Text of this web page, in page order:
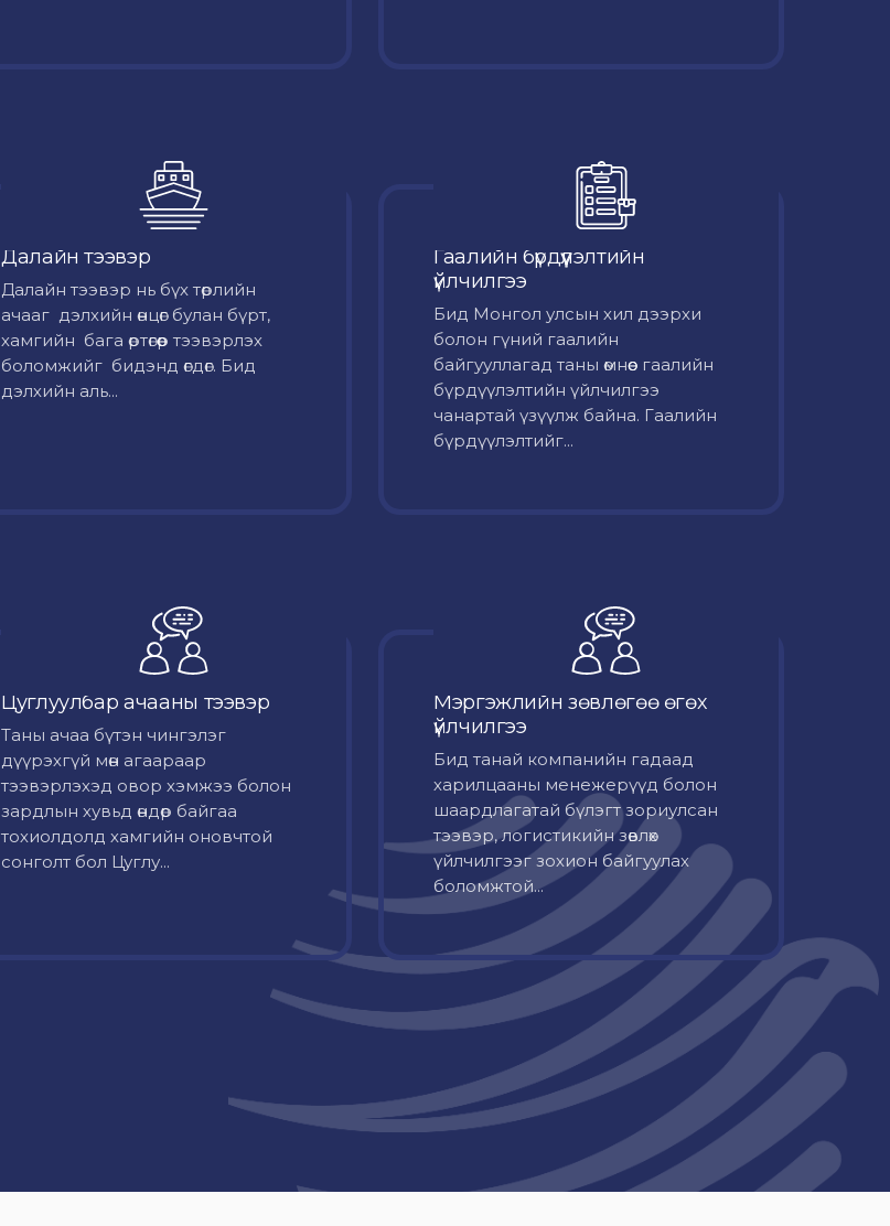
Далайн тээвэр
Далайн тээвэр нь бүх төрлийн
ачааг дэлхийн өнцөг булан бүрт,
хамгийн бага өртөгөөр тээвэрлэх
боломжийг бидэнд өгдөг. Бид
дэлхийн аль...
Гаалийн бүрдүүлэлтийн
үйлчилгээ
Бид Монгол улсын хил дээрхи
болон гүний гаалийн
байгууллагад таны өмнөөс гаалийн
бүрдүүлэлтийн үйлчилгээ
чанартай үзүүлж байна. Гаалийн
бүрдүүлэлтийг...
Цуглуулбар ачааны тээвэр
Таны ачаа бүтэн чингэлэг
дүүрэхгүй мөн агаараар
тээвэрлэхэд овор хэмжээ болон
зардлын хувьд өндөр байгаа
тохиолдолд хамгийн оновчтой
сонголт бол Цуглу...
Мэргэжлийн зөвлөгөө өгөх
үйлчилгээ
Бид танай компанийн гадаад
харилцааны менежерүүд болон
шаардлагатай бүлэгт зориулсан
тээвэр, логистикийн зөвлөх
үйлчилгээг зохион байгуулах
боломжтой...